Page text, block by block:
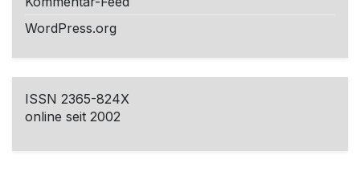
WordPress.org
ISSN 2365-824X
online seit 2002